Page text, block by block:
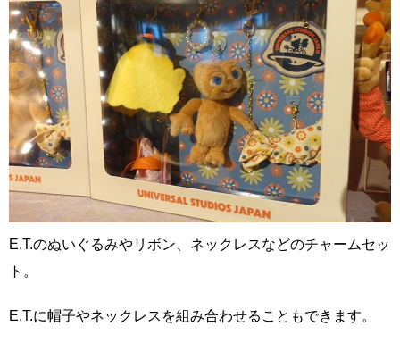
E.T.のぬいぐるみやリボン、ネックレスなどのチャームセッ
ト。
E.T.に帽子やネックレスを組み合わせることもできます。